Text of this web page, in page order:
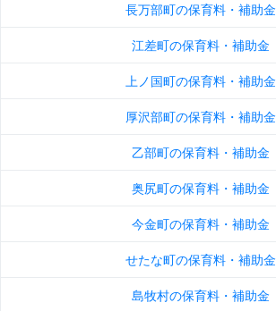
長万部町の保育料・補助金
江差町の保育料・補助金
上ノ国町の保育料・補助金
厚沢部町の保育料・補助金
乙部町の保育料・補助金
奥尻町の保育料・補助金
今金町の保育料・補助金
せたな町の保育料・補助金
島牧村の保育料・補助金